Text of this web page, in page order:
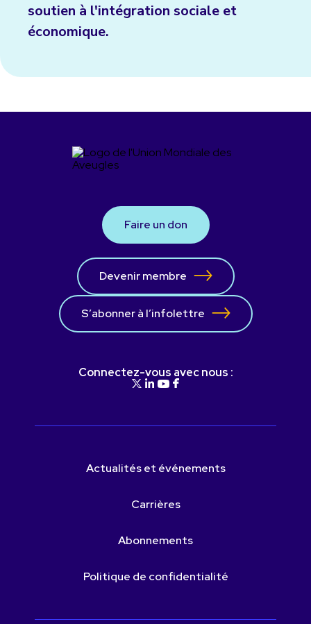
soutien à l'intégration sociale et
économique.
Faire un don
Devenir membre
S’abonner à l’infolettre
Connectez-vous avec nous :
Actualités et événements
Carrières
Abonnements
Politique de confidentialité